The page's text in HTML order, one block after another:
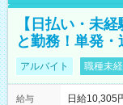
【日払い・未
と勤務！単発
アルバイト 職種未
給与
日給10,305